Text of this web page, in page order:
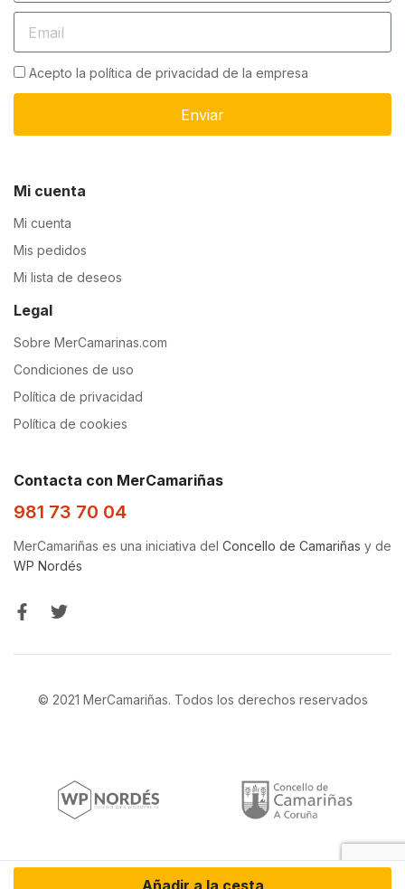
Añadir a la cesta
Acepto la política de privacidad de la empresa
Enviar
Mi cuenta
Mi cuenta
Mis pedidos
Mi lista de deseos
Legal
Sobre MerCamarinas.com
Condiciones de uso
Política de privacidad
Política de cookies
Contacta con MerCamariñas
981 73 70 04
MerCamariñas es una iniciativa del Concello de Camariñas y de
WP Nordés
© 2021 MerCamariñas. Todos los derechos reservados